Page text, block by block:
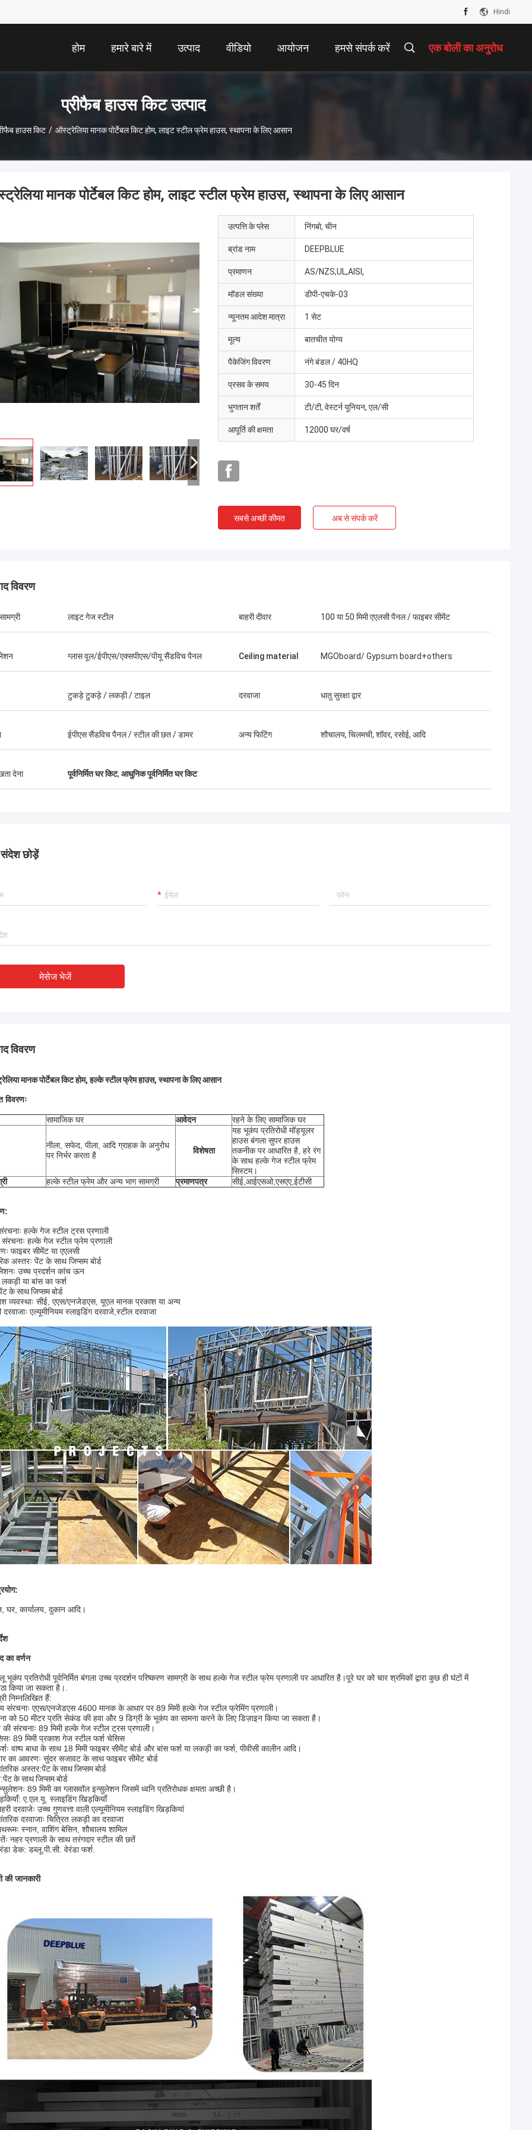
Hindi
होम हमारे बारे में उत्पाद वीडियो आयोजन हमसे संपर्क करें एक बोली का अनुरोध
प्रीफैब हाउस किट उत्पाद
हाउस किट / ऑस्ट्रेलिया मानक पोर्टेबल किट होम, लाइट स्टील फ्रेम हाउस, स्थापना के लिए आसान
ब्लू स्मार्थहाउस से डेविड की अत्यधिक
हूं जिसे दुनिया में कहीं भी भेज दिया जा
डीपब्लू की टीम वर्क बहुत गंभीर और जिम्मेदार है, मुझे उन
पर भरोसा है।
जीवन में दोस्त बनकर भी खुश हूं।
मानक पोर्टेबल किट होम, लाइट स्टील फ्रेम हाउस, स्थापना के लिए आसान
उत्पत्ति के प्लेस निंगबो, चीन
ब्रांड नाम DEEPBLUE
प्रमाणन AS/NZS,UL,AISI,
मॉडल संख्या डीपी-एचके-03
न्यूनतम आदेश मात्रा 1 सेट
मूल्य बातचीत योग्य
पैकेजिंग विवरण नंगे बंडल / 40HQ
प्रसव के समय 30-45 दिन
भुगतान शर्तें टी/टी, वेस्टर्न यूनियन, एल/सी
आपूर्ति की क्षमता 12000 घर/वर्ष
सबसे अच्छी कीमत अब से संपर्क करें
विवरण
लाइट गेज स्टील बाहरी दीवार 100 या 50 मिमी एएलसी पैनल / फाइबर सीमेंट
ग्लास वूल/ईपीएस/एक्सपीएस/पीयू सैंडविच पैनल Ceiling material MGOboard/ Gypsum board+others
टुकड़े टुकड़े / लकड़ी / टाइल दरवाजा धातु सुरक्षा द्वार
ईपीएस सैंडविच पैनल / स्टील की छत / डामर अन्य फिटिंग शौचालय, चिलमची, शॉवर, रसोई, आदि
देना पूर्वनिर्मित घर किट, आधुनिक पूर्वनिर्मित घर किट
छोड़ें
मेसेज भेजें
विवरण
मानक पोर्टेबल किट होम, हल्के स्टील फ्रेम हाउस, स्थापना के लिए आसान
विवरणः
सामाजिक घर आवेदन रहने के लिए सामाजिक घर
नीला, सफेद, पीला, आदि ग्राहक के अनुरोध
पर निर्भर करता है
विशेषता
यह भूकंप प्रतिरोधी मॉड्यूलर
हाउस बंगला सुपर हाउस
तकनीक पर आधारित है, हरे रंग
के साथ हल्के गेज स्टील फ्रेम
सिस्टम।
हल्के स्टील फ्रेम और अन्य भाग सामग्री प्रमाणपत्र सीई,आईएसओ,एसएए,ईटीसी
हल्के गेज स्टील ट्रस प्रणाली
हल्के गेज स्टील फ्रेम प्रणाली
फाइबर सीमेंट या एएलसी
अस्तरः पेंट के साथ जिप्सम बोर्ड
उच्च प्रदर्शन कांच ऊन
लकड़ी या बांस का फर्श
के साथ जिप्सम बोर्ड
व्यवस्थाः सीई, एएस/एनजेडएस, यूएल मानक प्रकाश या अन्य
दरवाजाः एल्यूमीनियम स्लाइडिंग दरवाजे,स्टील दरवाजा
घर, कार्यालय, दुकान आदि।
का वर्णन
भूकंप प्रतिरोधी पूर्वनिर्मित बंगला उच्च प्रदर्शन परिष्करण सामग्री के साथ हल्के गेज स्टील फ्रेम प्रणाली पर आधारित है।पूरे घर को चार श्रमिकों द्वारा कुछ ही घंटों में
किया जा सकता है।.
निम्नलिखित हैं:
संरचनाः एएस/एनजेडएस 4600 मानक के आधार पर 89 मिमी हल्के गेज स्टील फ्रेमिंग प्रणाली।
को 50 मीटर प्रति सेकंड की हवा और 9 डिग्री के भूकंप का सामना करने के लिए डिज़ाइन किया जा सकता है।
संरचनाः 89 मिमी हल्के गेज स्टील ट्रस प्रणाली।
89 मिमी प्रकाश गेज स्टील फर्श चेसिस
वाष्प बाधा के साथ 18 मिमी फाइबर सीमेंट बोर्ड और बांस फर्श या लकड़ी का फर्श, पीवीसी कालीन आदि।
का आवरणः सुंदर सजावट के साथ फाइबर सीमेंट बोर्ड
अस्तर:पेंट के साथ जिप्सम बोर्ड
पेंट के साथ जिप्सम बोर्ड
89 मिमी का ग्लासवॉल इन्सुलेशन जिसमें ध्वनि प्रतिरोधक क्षमता अच्छी है।
ए.एल.यू. स्लाइडिंग खिड़कियाँ
दरवाजेः उच्च गुणवत्ता वाली एल्यूमीनियम स्लाइडिंग खिड़कियां
दरवाजाः चित्रित लकड़ी का दरवाजा
स्नान, वाशिंग बेसिन, शौचालय शामिल
नहर प्रणाली के साथ तरंगदार स्टील की छतें
डेक: डब्लू.पी.सी. वेरंडा फर्श.
की जानकारी